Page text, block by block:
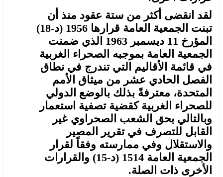
لقد انقضى أكثر من ستة عقود منذ أن
تبنت الجمعية العامة قرارها 1956 (د-18)
المؤرخ 11 ديسمبر 1963 الذي ضمنت
الجمعية العامة بموجبه الصحراء الغربية
في قائمة الأقاليم التي تندرج في نطاق
الفصل الحادي عشر من ميثاق الأمم
المتحدة، معترفةً بذلك بالوضع الدولي
للصحراء الغربية كقضية تصفية استعمار
وبالتالي بحق الشعب الصحراوي غير
القابل للتصرف في تقرير المصير
والاستقلال وفي ممارسته وفقاً لقرار
الجمعية العامة 1514 (د-15) والقرارات
الأخرى ذات الصلة.